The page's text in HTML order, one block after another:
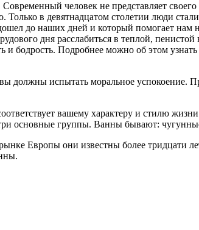
человек не представляет
в девятнадцатом столетии люди
до наших дней и который помогает нам не
дня расслабиться в теплой,
и бодрость. Подробнее можно об этом узнать
должны испытать моральное успокоение.
вашему характеру и стилю
основные группы. Ванны бывают:
Европы они известны более тридцати